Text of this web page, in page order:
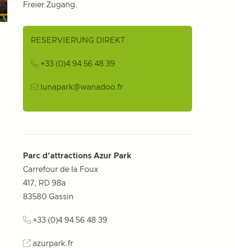
Freier Zugang.
RESERVIERUNG DIREKT
+33 (0)4 94 56 48 39
lunapark@wanadoo.fr
Parc d'attractions Azur Park
Carrefour de la Foux
417, RD 98a
83580 Gassin
+33 (0)4 94 56 48 39
azurpark.fr